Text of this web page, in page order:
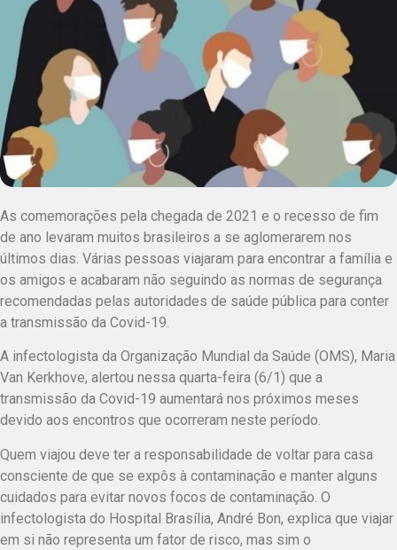
As comemorações pela chegada de 2021 e o recesso de fim
de ano levaram muitos brasileiros a se aglomerarem nos
últimos dias. Várias pessoas viajaram para encontrar a família e
os amigos e acabaram não seguindo as normas de segurança
recomendadas pelas autoridades de saúde pública para conter
a transmissão da Covid-19.
A infectologista da Organização Mundial da Saúde (OMS), Maria
Van Kerkhove, alertou nessa quarta-feira (6/1) que a
transmissão da Covid-19 aumentará nos próximos meses
devido aos encontros que ocorreram neste período.
Quem viajou deve ter a responsabilidade de voltar para casa
consciente de que se expôs à contaminação e manter alguns
cuidados para evitar novos focos de contaminação. O
infectologista do Hospital Brasília, André Bon, explica que viajar
em si não representa um fator de risco, mas sim o